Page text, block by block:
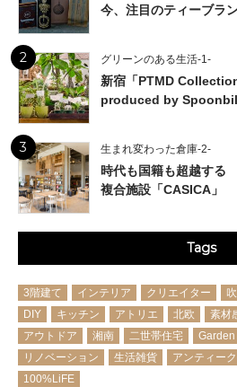
今、注目のティーブラ
2 グリーンのある生活-1-
新宿「PTMD
produced by Spoonbill
3 生まれ変わった倉庫-2-
時代も国籍も超越する
複合施設「CASICA」
Tags
3階建て インテリア クリエイター
DIY
キッチン アトリエ 北欧 素材
アウトドア
湘南 二世帯住宅
リノベーション
生活雑貨 アンティーク
100%LiFE